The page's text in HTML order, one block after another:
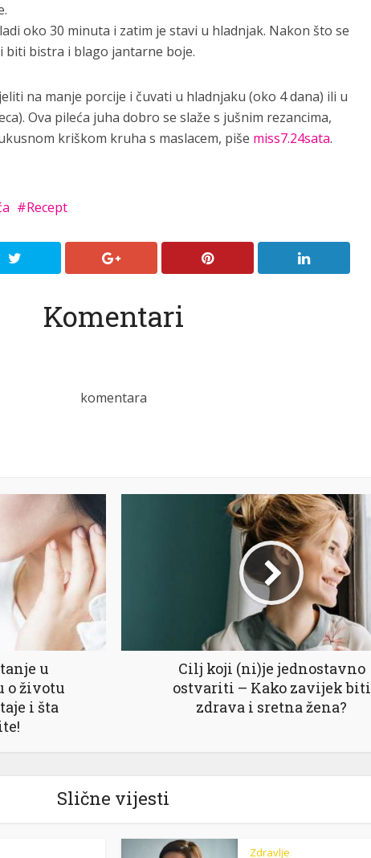
oko 30 minuta i zatim je stavi u hladnjak. Nakon što se
biti bistra i blago jantarne boje.
na manje porcije i čuvati u hladnjaku (oko 4 dana) ili u
Ova pileća juha dobro se slaže s jušnim rezancima,
kriškom kruha s maslacem, piše miss7.24sata.
Recept
Komentari
komentara
u
o životu
i šta
Cilj koji (ni)je jednostavno
ostvariti – Kako zavijek biti
zdrava i sretna žena?
Slične vijesti
Zdravlje